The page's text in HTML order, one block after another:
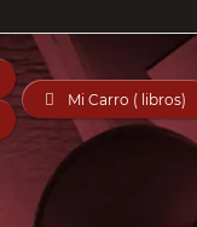
 Mi Carro ( libros)